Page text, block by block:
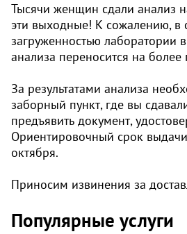
Тысячи женщин сдали анализ
эти выходные! К сожалению, в
загруженностью лаборатории
анализа переносится на
За результатами анализа
заборный пункт, где вы
предъявить документ,
Ориентировочный срок выдачи
октября.
Приносим извинения за
Популярные услуги